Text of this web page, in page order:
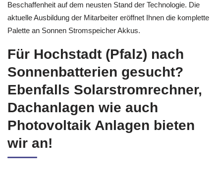
Beschaffenheit auf dem neusten Stand der Technologie. Die
aktuelle Ausbildung der Mitarbeiter eröffnet Ihnen die komplette
Palette an Sonnen Stromspeicher Akkus.
Für Hochstadt (Pfalz) nach
Sonnenbatterien gesucht?
Ebenfalls Solarstromrechner,
Dachanlagen wie auch
Photovoltaik Anlagen bieten
wir an!